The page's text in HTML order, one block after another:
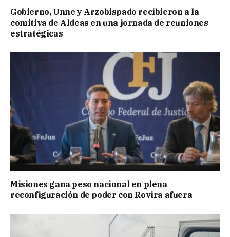
Gobierno, Unne y Arzobispado recibieron a la
comitiva de Aldeas en una jornada de reuniones
estratégicas
Misiones gana peso nacional en plena
reconfiguración de poder con Rovira afuera